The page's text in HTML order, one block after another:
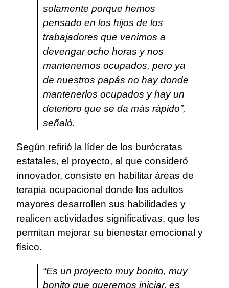
solamente porque hemos
pensado en los hijos de los
trabajadores que venimos a
devengar ocho horas y nos
mantenemos ocupados, pero ya
de nuestros papás no hay donde
mantenerlos ocupados y hay un
deterioro que se da más rápido”,
señaló.
Según refirió la líder de los burócratas
estatales, el proyecto, al que consideró
innovador, consiste en habilitar áreas de
terapia ocupacional donde los adultos
mayores desarrollen sus habilidades y
realicen actividades significativas, que les
permitan mejorar su bienestar emocional y
físico.
“Es un proyecto muy bonito, muy
bonito que queremos iniciar, es